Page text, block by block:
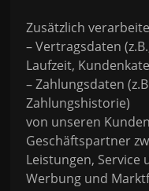
Zusätzlich
– Vertragsdaten
Laufzeit,
– Zahlungsdaten
Zahlungshistorie)
von unseren
Geschäftspartner
Leistungen, Service
Werbung und